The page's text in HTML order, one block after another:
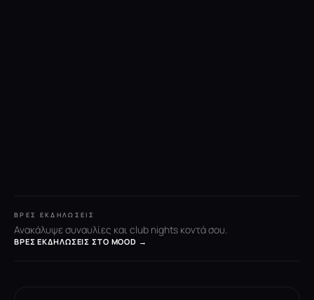
ΒΡΕΣ ΕΚΔΗΛΏΣΕΙΣ
Ανακάλυψε συναυλίες και club nights κοντά σου.
ΒΡΕΣ ΕΚΔΗΛΏΣΕΙΣ ΣΤΟ MOOD →